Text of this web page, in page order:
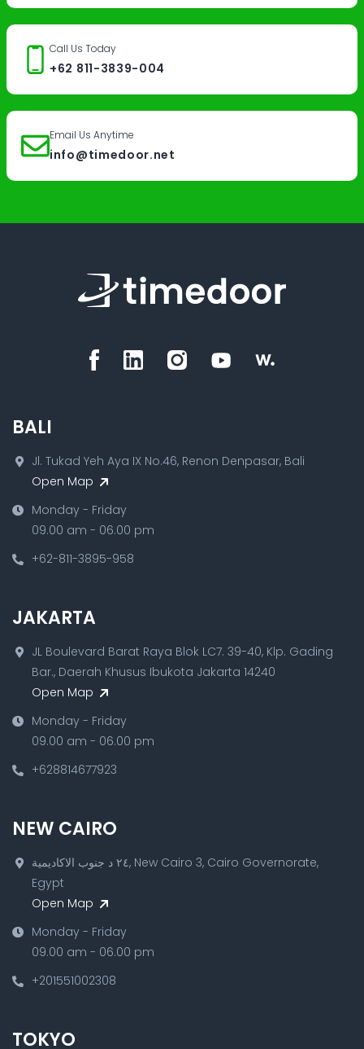
Call Us Today
+62 811-3839-004
Email Us Anytime
info@timedoor.net
BALI
Jl. Tukad Yeh Aya IX No.46, Renon Denpasar, Bali
Open Map
Monday - Friday
09.00 am - 06.00 pm
+62-811-3895-958
JAKARTA
JL Boulevard Barat Raya Blok LC7. 39-40, Klp. Gading
Bar., Daerah Khusus Ibukota Jakarta 14240
Open Map
Monday - Friday
09.00 am - 06.00 pm
+628814677923
NEW CAIRO
٢٤ د جنوب الاكاديمية, New Cairo 3, Cairo Governorate,
Egypt
Open Map
Monday - Friday
09.00 am - 06.00 pm
+201551002308
TOKYO